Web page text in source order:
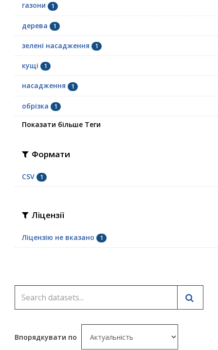
газони 1
дерева 1
зелені насадження 1
кущі 1
насадження 1
обрізка 1
Показати більше Теги
Формати
CSV 1
Ліцензії
Ліцензію не вказано 1
Впорядкувати по